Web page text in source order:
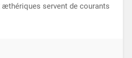
servent de courants